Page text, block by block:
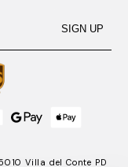
SIGN UP
Villa del Conte PD